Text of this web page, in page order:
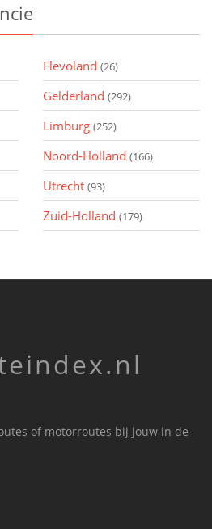
Flevoland (26)
Gelderland (292)
Limburg (252)
Noord-Holland (166)
Utrecht (93)
Zuid-Holland (179)
of motorroutes bij jouw in de